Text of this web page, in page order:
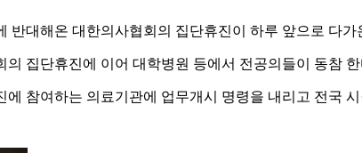
반대해온 대한의사협회의 집단휴진이 하루 앞으로 다
집단휴진에 이어 대학병원 등에서 전공의들이 동참
참여하는 의료기관에 업무개시 명령을 내리고 전국